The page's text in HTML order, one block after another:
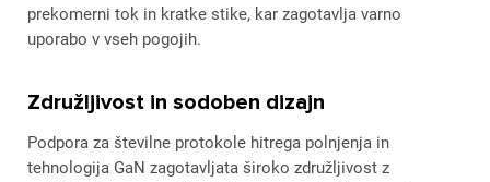
prekomerni tok in kratke stike, kar zagotavlja varno
uporabo v vseh pogojih.
Združljivost in sodoben dizajn
Podpora za številne protokole hitrega polnjenja in
tehnologija GaN zagotavljata široko združljivost z